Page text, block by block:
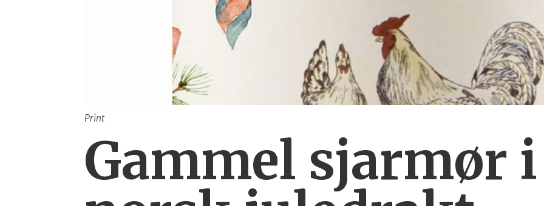
Print
Gammel sjarmør